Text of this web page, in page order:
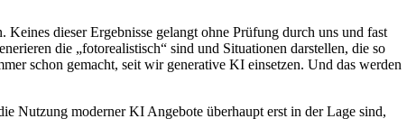
dieser Ergebnisse gelangt ohne Prüfung durch uns und fast
die „fotorealistisch“ sind und Situationen darstellen, die so
schon gemacht, seit wir generative KI einsetzen. Und das werden
Nutzung moderner KI Angebote überhaupt erst in der Lage sind,